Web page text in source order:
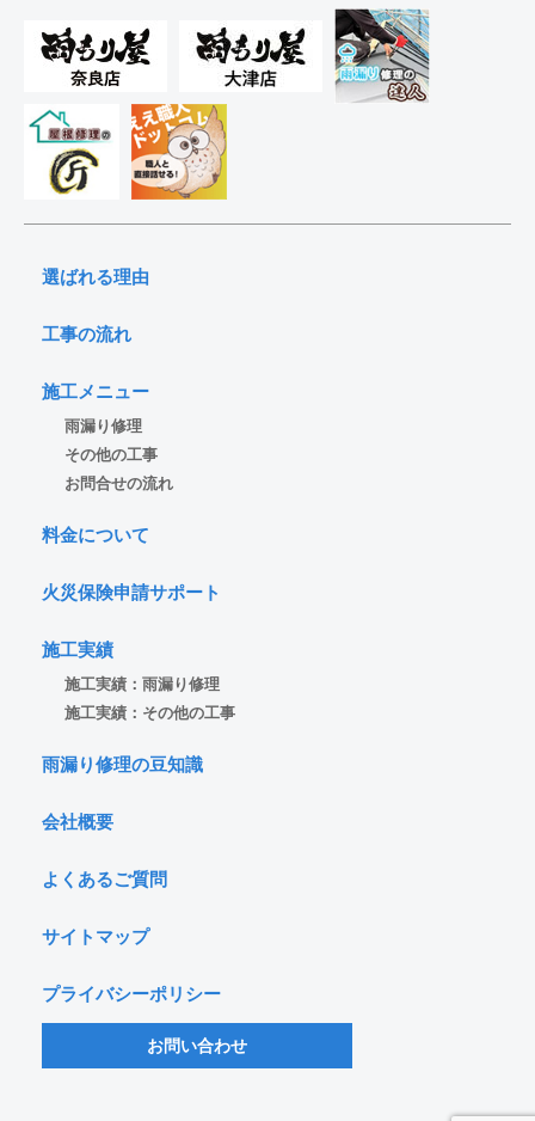
選ばれる理由
工事の流れ
施工メニュー
雨漏り修理
その他の工事
お問合せの流れ
料金について
火災保険申請サポート
施工実績
施工実績：雨漏り修理
施工実績：その他の工事
雨漏り修理の豆知識
会社概要
よくあるご質問
サイトマップ
プライバシーポリシー
お問い合わせ